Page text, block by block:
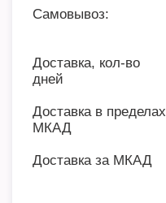
Самовывоз:
Доставка, кол-во
дней
Доставка в пределах
МКАД
Доставка за МКАД